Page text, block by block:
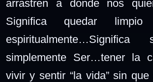
arrastren a donde nos
Significa quedar
simplemente Ser…tener la
vivir y sentir “la vida” sin